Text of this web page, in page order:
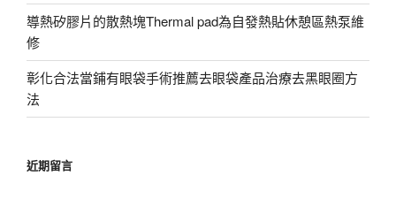
導熱矽膠片的散熱塊Thermal pad為自發熱貼休憩區熱泵維
修
彰化合法當鋪有眼袋手術推薦去眼袋產品治療去黑眼圈方
法
近期留言